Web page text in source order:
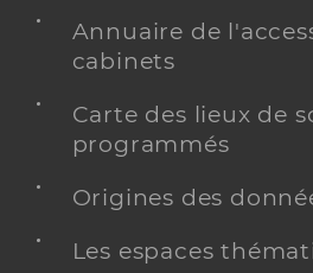
Annuaire de
cabinets
Carte des lieux de
programmés
Origines des
Les espaces